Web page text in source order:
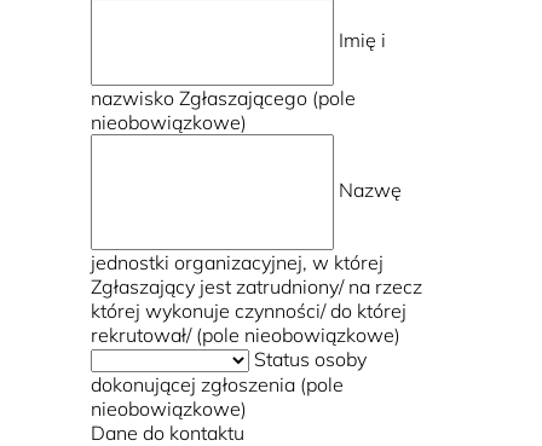
Imię i
nazwisko Zgłaszającego (pole
nieobowiązkowe)
Nazwę
jednostki organizacyjnej, w której
Zgłaszający jest zatrudniony/ na rzecz
której wykonuje czynności/ do której
rekrutował/ (pole nieobowiązkowe)
Status osoby
dokonującej zgłoszenia (pole
nieobowiązkowe)
Dane do kontaktu